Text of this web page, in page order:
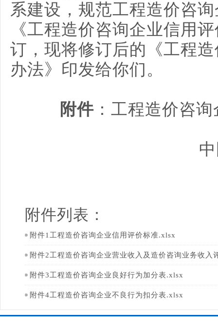
系建设，规范工程造价咨
《工程造价咨询企业信用
订，现将修订后的《工程
办法》印发给你们。
附件 ：工程造价咨
中国
附件列表：
附件1工程造价咨询企业信用评价标准.xlsx
附件2工程造价咨询企业营业收入及造价咨询业务收入
附件3工程造价咨询企业良好行为加分表.xlsx
附件4工程造价咨询企业不良行为扣分表.xlsx